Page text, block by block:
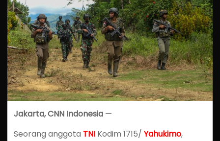
Jakarta, CNN Indonesia—
Seorang anggota TNIKodim 1715/ Yahukimo,